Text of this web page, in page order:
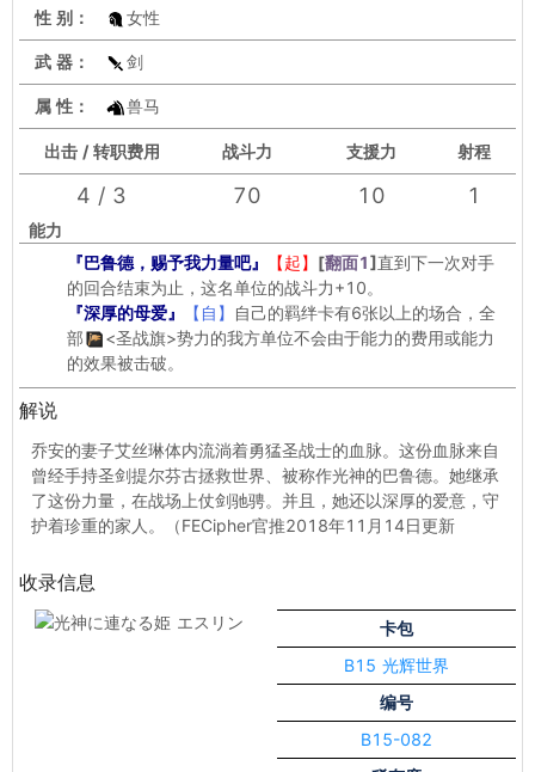
性 别： 女性
武 器： 剑
属 性： 兽马
出击 / 转职费用 战斗力 支援力 射程
4 / 3 70 10 1
能力
『巴鲁德，赐予我力量吧』
【起】 [翻面1]直到下一次对手
的回合结束为止，这名单位的战斗力+10。
『深厚的母爱』
【自】
自己的羁绊卡有6张以上的场合，全
部
<圣战旗>势力的我方单位不会由于能力的费用或能力
的效果被击破。
解说
乔安的妻子艾丝琳体内流淌着勇猛圣战士的血脉。这份血脉来自
曾经手持圣剑提尔芬古拯救世界、被称作光神的巴鲁德。她继承
了这份力量，在战场上仗剑驰骋。并且，她还以深厚的爱意，守
护着珍重的家人。（FECipher官推2018年11月14日更新
收录信息
卡包
B15 光辉世界
编号
B15-082